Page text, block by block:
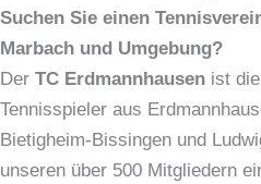
Suchen Sie einen
Marbach und Umgebung?
Der TC Erdmannhausen ist
Tennisspieler aus
Bietigheim-Bissingen und
unseren über 500 Mitgliedern